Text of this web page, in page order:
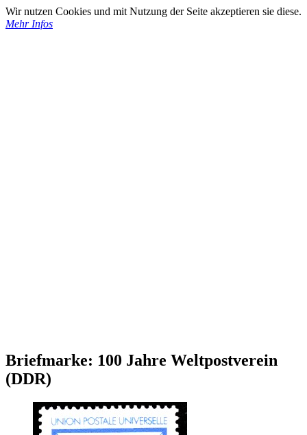
Wir nutzen Cookies und mit Nutzung der Seite akzeptieren sie diese.
Mehr Infos
Briefmarke: 100 Jahre Weltpostverein
(DDR)